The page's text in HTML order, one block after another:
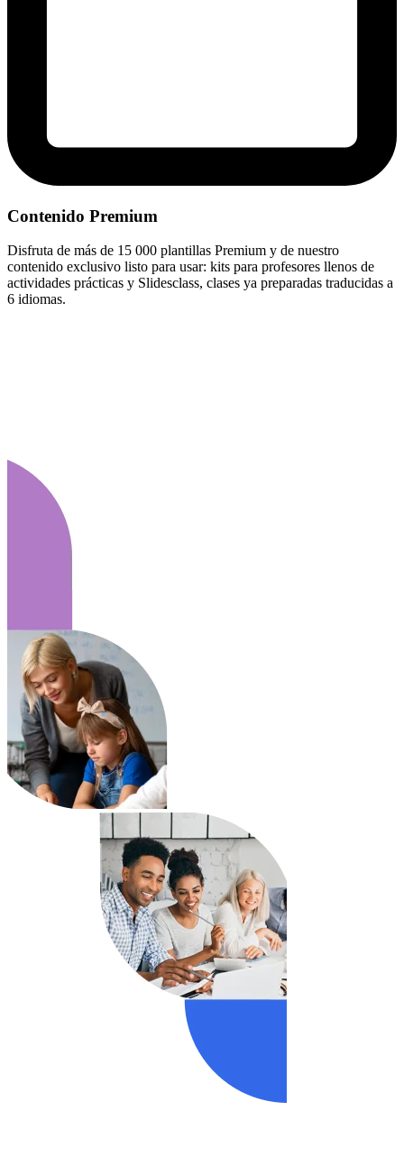
Contenido Premium
Disfruta de más de 15 000 plantillas Premium y de nuestro
contenido exclusivo listo para usar: kits para profesores llenos de
actividades prácticas y Slidesclass, clases ya preparadas traducidas a
6 idiomas.